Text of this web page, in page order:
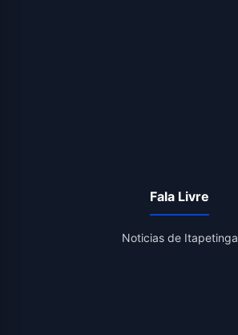
Fala Livre
Noticias de Itapetinga